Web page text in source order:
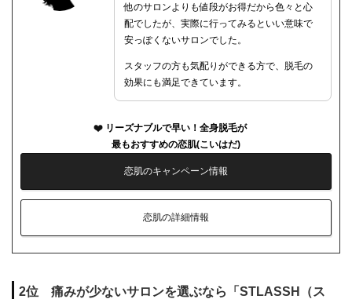
他のサロンよりも値段がお得だから色々と心
配でしたが、実際に行ってみるといい意味で
安っぽくないサロンでした。
スタッフの方も気配りができる方で、脱毛の
効果にも満足できています。
リーズナブルで早い！全身脱毛が
最もおすすめの恋肌(こいはだ)
恋肌のキャンペーン情報
恋肌の詳細情報
2位 痛みが少ないサロンを選ぶなら「STLASSH（ス